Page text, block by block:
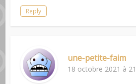
Reply
une-petite-faim
18 octobre 2021 à